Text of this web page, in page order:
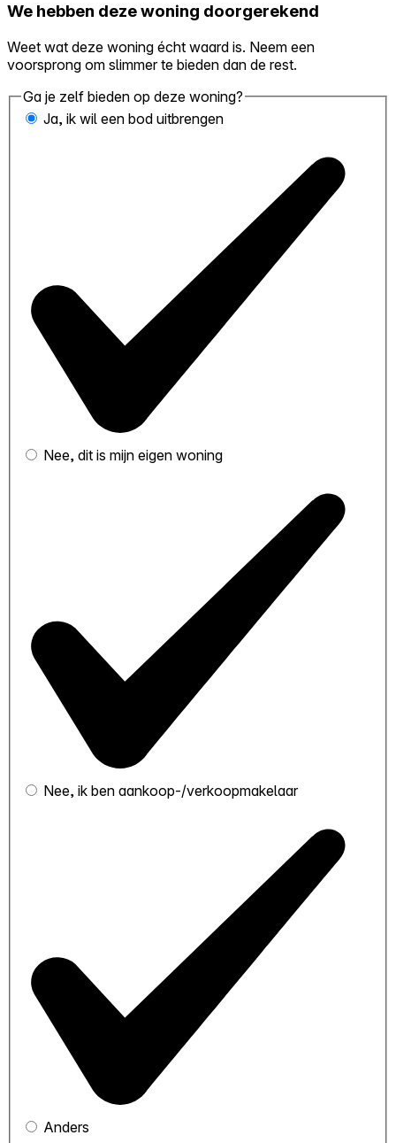
We hebben deze woning doorgerekend
Weet wat deze woning écht waard is. Neem een
voorsprong om slimmer te bieden dan de rest.
Ga je zelf bieden op deze woning?
Ja, ik wil een bod uitbrengen
Nee, dit is mijn eigen woning
Nee, ik ben aankoop-/verkoopmakelaar
Anders